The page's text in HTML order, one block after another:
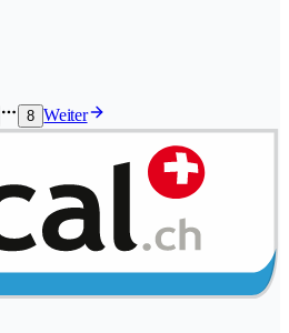
8 Weiter